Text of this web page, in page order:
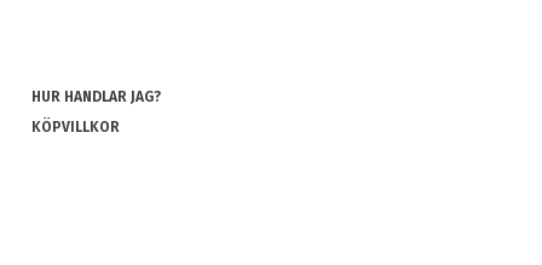
HUR HANDLAR JAG?
KÖPVILLKOR